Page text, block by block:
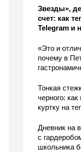
Звезды»,
счет: как
Telegram и
«Это и
почему в
Тонкая
черного:
куртку на
Дневник на
с
школьника